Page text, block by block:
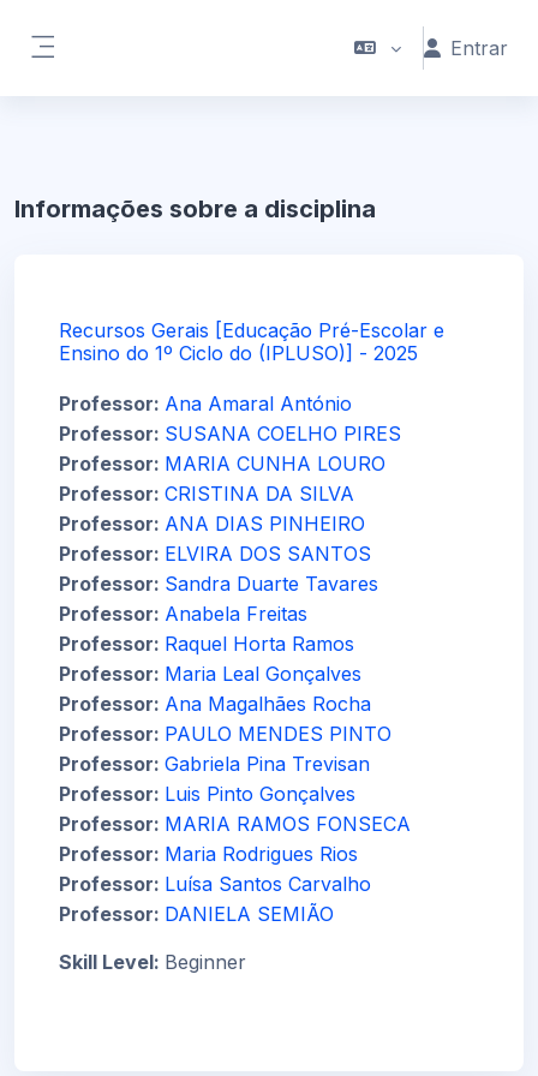
Entrar
Informações sobre a disciplina
Recursos Gerais [Educação Pré-Escolar e
Ensino do 1º Ciclo do (IPLUSO)] - 2025
Professor: Ana Amaral António
Professor: SUSANA COELHO PIRES
Professor: MARIA CUNHA LOURO
Professor: CRISTINA DA SILVA
Professor: ANA DIAS PINHEIRO
Professor: ELVIRA DOS SANTOS
Professor: Sandra Duarte Tavares
Professor: Anabela Freitas
Professor: Raquel Horta Ramos
Professor: Maria Leal Gonçalves
Professor: Ana Magalhães Rocha
Professor: PAULO MENDES PINTO
Professor: Gabriela Pina Trevisan
Professor: Luis Pinto Gonçalves
Professor: MARIA RAMOS FONSECA
Professor: Maria Rodrigues Rios
Professor: Luísa Santos Carvalho
Professor: DANIELA SEMIÃO
Skill Level: Beginner